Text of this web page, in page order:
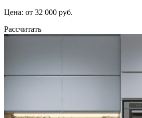
Цена: от 32 000 руб.
Рассчитать